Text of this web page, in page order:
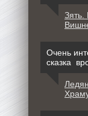
Зять.
Очень
сказка